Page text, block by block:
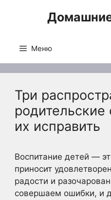
Меню
Три
их исправить
Воспитание детей —
приносит
радости и
совершаем ошибки, и